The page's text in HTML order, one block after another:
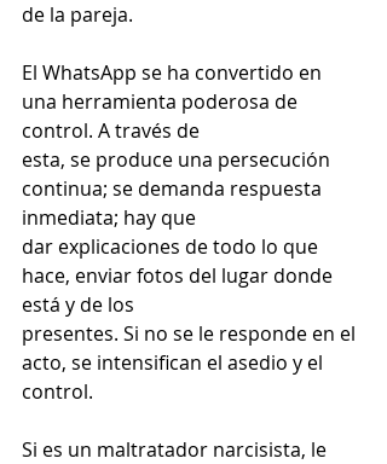
de la pareja.
El WhatsApp se ha convertido en
una herramienta poderosa de
control. A través de
esta, se produce una persecución
continua; se demanda respuesta
inmediata; hay que
dar explicaciones de todo lo que
hace, enviar fotos del lugar donde
está y de los
presentes. Si no se le responde en el
acto, se intensifican el asedio y el
control.
Si es un maltratador narcisista, le